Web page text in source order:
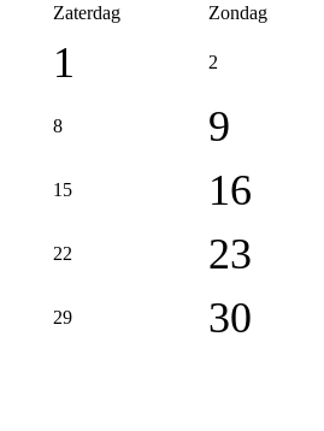
Zaterdag Zondag
1 2
8 9
15 16
22 23
29 30